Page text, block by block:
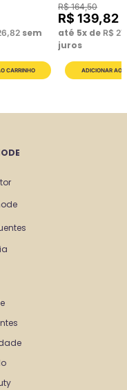
,82 sem
R$ 164,50
R$ 139,82
até 5x de R$ 27
juros